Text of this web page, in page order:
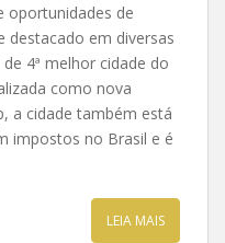
oportunidades de
em diversas
4ª melhor cidade do
como nova
a cidade também está
impostos no Brasil e é
LEIA MAIS